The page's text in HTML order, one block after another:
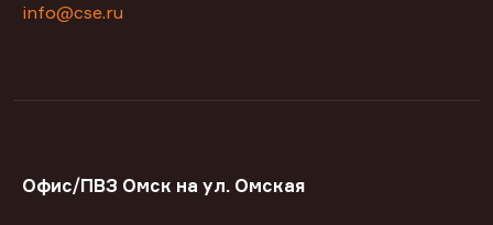
info@cse.ru
Офис/ПВЗ Омск на ул. Омская